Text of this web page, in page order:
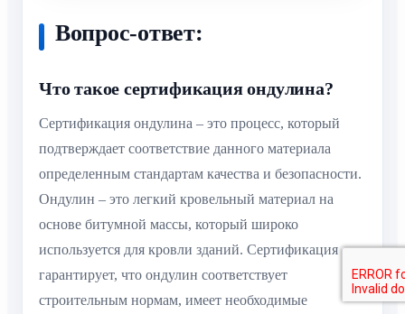
Вопрос-ответ:
Что такое сертификация ондулина?
Сертификация ондулина – это процесс, который
подтверждает соответствие данного материала
определенным стандартам качества и безопасности.
Ондулин – это легкий кровельный материал на
основе битумной массы, который широко
используется для кровли зданий. Сертификация
гарантирует, что ондулин соответствует
строительным нормам, имеет необходимые